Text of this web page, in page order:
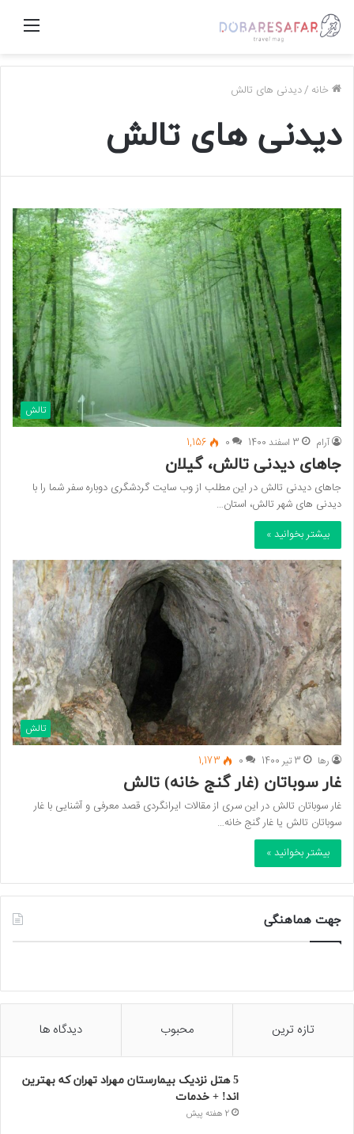
منو
خانه /دیدنی های تالش
دیدنی های تالش
تالش
آرام 3 اسفند 1400 0
1,156
جاهای دیدنی تالش، گیلان
جاهای دیدنی تالش در این مطلب از وب سایت گردشگری دوباره سفر شما را با
دیدنی های شهر تالش، استان…
بیشتر بخوانید »
تالش
رها 3 تیر 1400 0
1,173
غار سوباتان (غار گنج خانه) تالش
غار سوباتان تالش در این سری از مقالات ایرانگردی قصد معرفی و آشنایی با غار
سوباتان تالش یا غار گنج خانه…
بیشتر بخوانید »
جهت هماهنگی
تازه ترین محبوب دیدگاه ها
5 هتل نزدیک بیمارستان مهراد تهران که بهترین‌
اند! + خدمات
2 هفته پیش